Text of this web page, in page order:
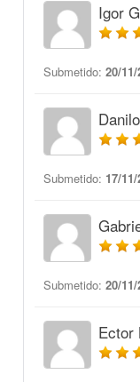
Igor
Submetido: 20/
Submetido: 17/
Submetido: 20/
Ector